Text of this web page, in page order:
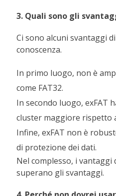
3. Quali sono gli
Ci sono alcuni svantaggi
conoscenza.
In primo luogo, non è
come FAT32.
In secondo luogo, exFAT
cluster maggiore rispetto
Infine, exFAT non è
di protezione dei dati.
Nel complesso, i vantaggi
superano gli svantaggi.